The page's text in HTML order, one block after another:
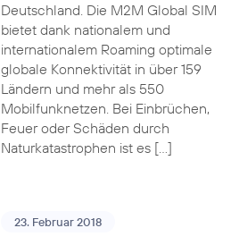
Deutschland. Die M2M Global SIM
bietet dank nationalem und
internationalem Roaming optimale
globale Konnektivität in über 159
Ländern und mehr als 550
Mobilfunknetzen. Bei Einbrüchen,
Feuer oder Schäden durch
Naturkatastrophen ist es […]
23. Februar 2018